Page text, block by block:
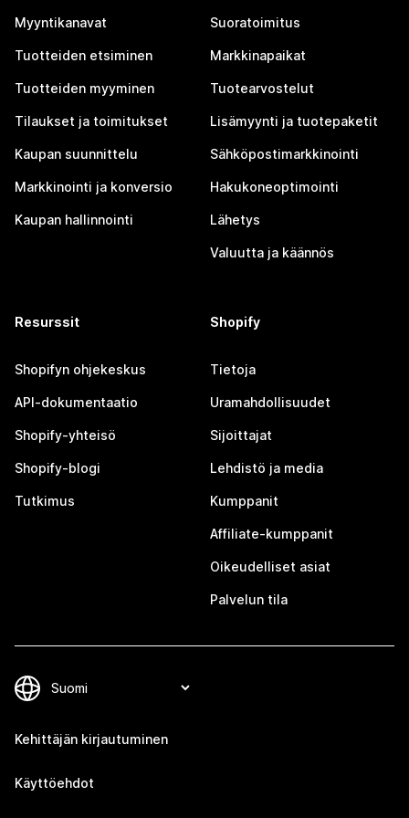
Myyntikanavat
Tuotteiden etsiminen
Tuotteiden myyminen
Tilaukset ja toimitukset
Kaupan suunnittelu
Markkinointi ja konversio
Kaupan hallinnointi
Suoratoimitus
Markkinapaikat
Tuotearvostelut
Lisämyynti ja tuotepaketit
Sähköpostimarkkinointi
Hakukoneoptimointi
Lähetys
Valuutta ja käännös
Resurssit
Shopifyn ohjekeskus
API-dokumentaatio
Shopify-yhteisö
Shopify-blogi
Tutkimus
Shopify
Tietoja
Uramahdollisuudet
Sijoittajat
Lehdistö ja media
Kumppanit
Affiliate-kumppanit
Oikeudelliset asiat
Palvelun tila
Kehittäjän kirjautuminen
Käyttöehdot